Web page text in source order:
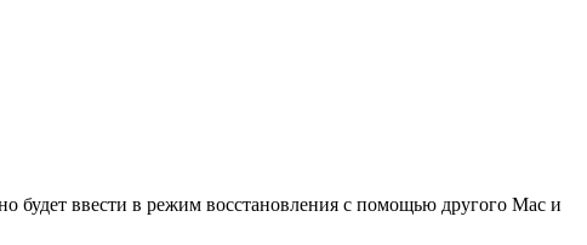
будет ввести в режим восстановления с помощью другого Mac и